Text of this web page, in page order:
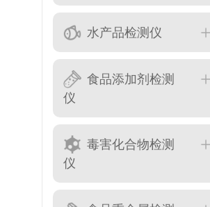
水产品检测仪
食品添加剂检测
仪
毒害化合物检测
仪